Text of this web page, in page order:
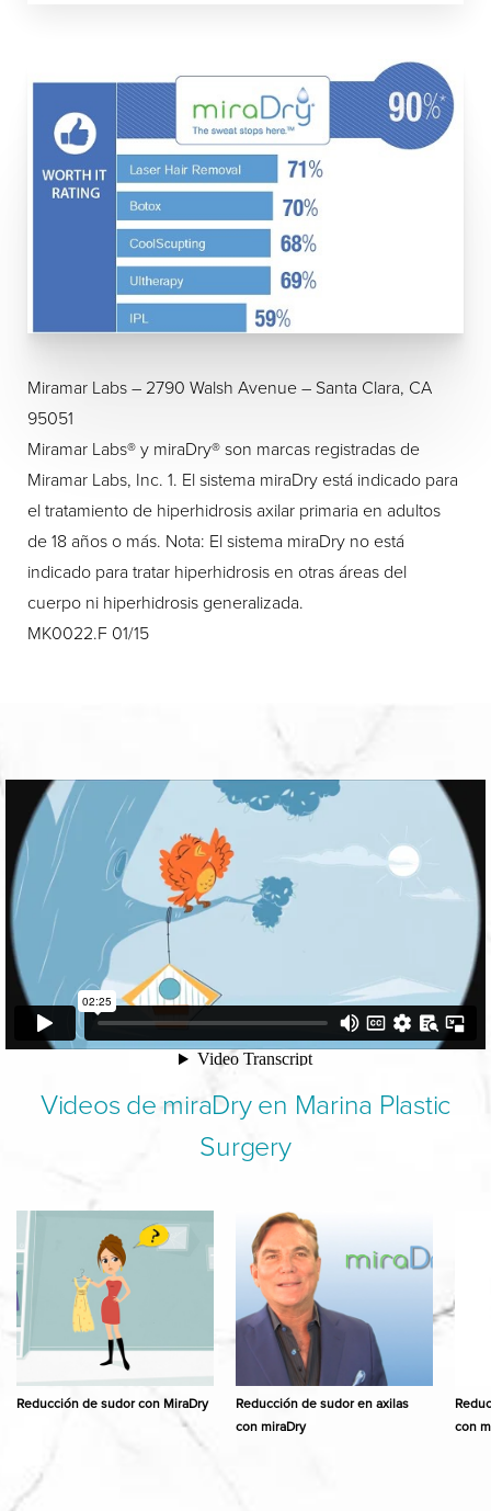
Miramar Labs – 2790 Walsh Avenue – Santa Clara, CA
95051
Miramar Labs® y miraDry® son marcas registradas de
Miramar Labs, Inc. 1. El sistema miraDry está indicado para
el tratamiento de hiperhidrosis axilar primaria en adultos
de 18 años o más. Nota: El sistema miraDry no está
indicado para tratar hiperhidrosis en otras áreas del
cuerpo ni hiperhidrosis generalizada.
MK0022.F 01/15
Videos de miraDry en Marina Plastic
Surgery
Reducción de sudor con MiraDry
Reducción de sudor en axilas
con miraDry
con